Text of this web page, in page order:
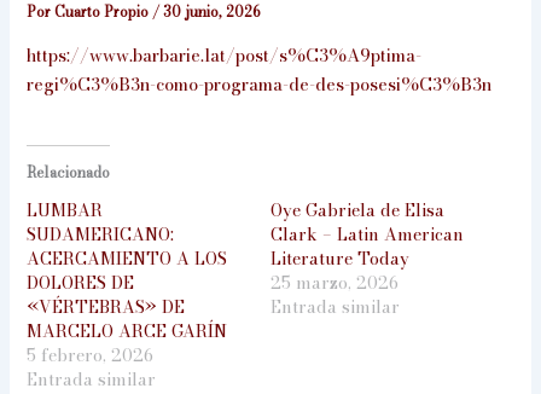
PorCuarto Propio /30 junio, 2026
https://www.barbarie.lat/post/s%C3%A9ptima-
regi%C3%B3n-como-programa-de-des-posesi%C3%B3n
Relacionado
LUMBAR
SUDAMERICANO:
ACERCAMIENTO A LOS
DOLORES DE
«VÉRTEBRAS» DE
MARCELO ARCE GARÍN
5 febrero, 2026
Entrada similar
Oye Gabriela de Elisa
Clark – Latin American
Literature Today
25 marzo, 2026
Entrada similar